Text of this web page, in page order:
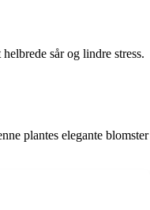
sår og lindre stress.
plantes elegante blomster